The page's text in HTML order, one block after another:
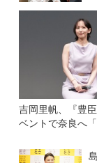
吉岡里帆、『豊
ベントで奈良へ
しんでもらえて